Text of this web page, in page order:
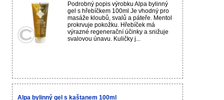
Podrobný popis výrobku Alpa bylinný
gel s hřebíčkem 100ml Je vhodný pro
masáže kloubů, svalů a páteře. Mentol
prokrvuje pokožku. Hřebíček má
výrazné regenerační účinky a snižuje
svalovou únavu. Kuličky j...
Alpa bylinný gel s kaštanem 100ml